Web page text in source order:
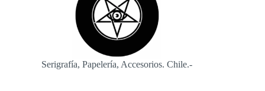
Serigrafía, Papelería, Accesorios. Chile.-